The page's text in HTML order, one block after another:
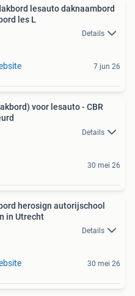
lesauto daknaambord
les L
Details
7 jun 26
voor lesauto - CBR
Details
30 mei 26
autorijschool
in Utrecht
Details
30 mei 26